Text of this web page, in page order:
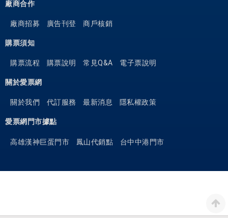
廠商合作
廠商招募 廣告刊登 商戶核銷
購票須知
購票流程 購票說明 常見Q&A 電子票說明
關於愛票網
關於我們 代訂服務 最新消息 隱私權政策
愛票網門市據點
高雄漢神巨蛋門市 鳳山代銷點 台中中港門市